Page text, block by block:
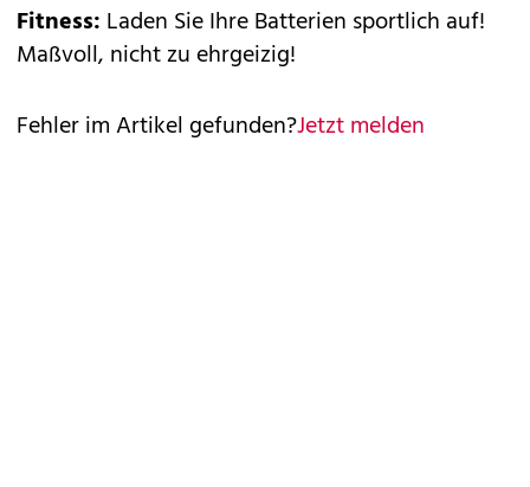
Fitness: Laden Sie Ihre Batterien sportlich auf!
Maßvoll, nicht zu ehrgeizig!
Fehler im Artikel gefunden?Jetzt melden